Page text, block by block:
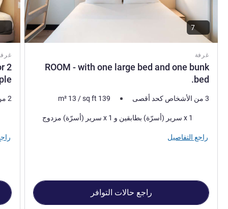
غرفة
ROOM - with one large bed and one bunk
bed.
3 من الأشخاص كحد أقصى m² 13 /sq ft 139
فرش السرير
1 x سرير (أسرّة) بطابقين و 1 x سرير (أسرّة) مزدوج
راجع التفاصيل
راجع حالات التوافر
2
2 من الأشخاص كحد أقصى